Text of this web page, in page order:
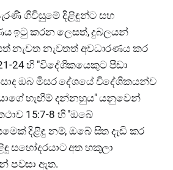
ගිවිසුමේ දිළිඳුන්ට සහ
ඉටු කරන ලෙසත්, දුබලයන්
නැවත නැවතත් අවධාරණය කර
24 හි "විදේශිකයෙකුට පීඩා
ඔබ මිසර දේශයේ විදේශිකයන්ව
හැඟීම් දන්නහුය" යනුවෙන්
15:7-8 හි "ඔබේ
දිළිඳු නම්, ඔබේ සිත දැඩි කර
සහෝදරයාට අත හකුලා
පවසා ඇත.